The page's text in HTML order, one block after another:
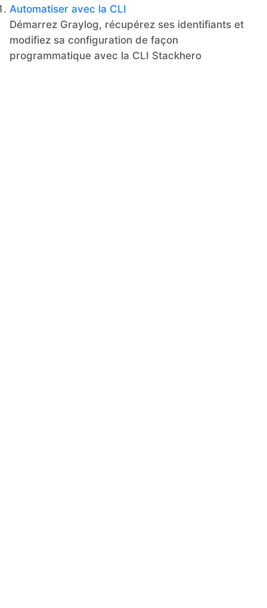
Automatiser avec la CLI
Démarrez Graylog, récupérez ses identifiants et
modifiez sa configuration de façon
programmatique avec la CLI Stackhero